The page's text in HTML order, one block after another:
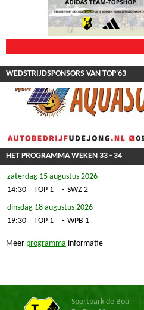
WEDSTRIJDSPONSORS VAN TOP'63
HET PROGRAMMA WEKEN 33 - 34
zaterdag 15 augustus 2026
14:30
TOP 1 - SWZ 2
dinsdag 18 augustus 2026
19:30
TOP 1 - WPB 1
Meer programma informatie
Sportpark de Bou